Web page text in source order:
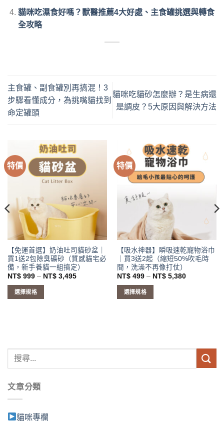
貓咪吃濕食好嗎？獸醫推薦4大好處、主食罐挑選與轉食
全攻略
主食罐、副食罐別再搞混！3
步驟看懂成分，為挑嘴貓找到
命定罐頭
貓咪吃貓砂怎麼辦？是生病還
是調皮？5大原因與解決方法
特價
【免運首選】奶油吐司貓砂盆｜
買1送2包除臭礦砂（質感貓宅必
備，新手養貓一組搞定）
NT$999 – NT$3,495價
選擇規格
款
可
在
品
特價
【吸水神器】瞬吸速乾寵物浴巾
｜買3送2起（縮短50%吹毛時
間，洗澡不再像打仗）
NT$499 – NT$5,380價
選擇規格
款
文章分類
貓咪專欄